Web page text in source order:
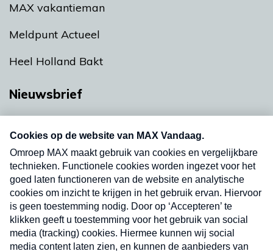
MAX vakantieman
Meldpunt Actueel
Heel Holland Bakt
Nieuwsbrief
nieuwsbrief. Elke vrijdag- en dinsdagochtend in
uw mailbox.
Verzend